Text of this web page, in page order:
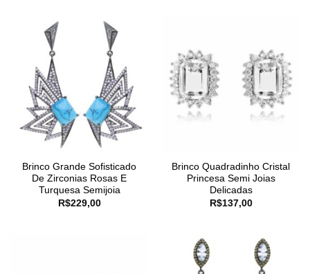
Brinco Grande Sofisticado
De Zirconias Rosas E
Turquesa Semijoia
R$229,00
Brinco Quadradinho Cristal
Princesa Semi Joias
Delicadas
R$137,00